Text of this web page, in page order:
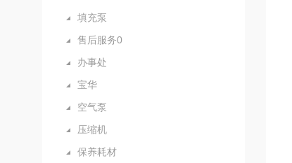
填充泵
售后服务0
办事处
宝华
空气泵
压缩机
保养耗材